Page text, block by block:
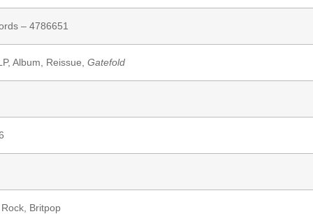
– 4786651
Album, Reissue, Gatefold
, Britpop